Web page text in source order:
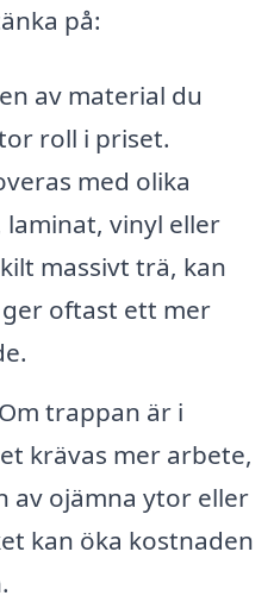
på:
av material du
roll i priset.
med olika
vinyl eller
massivt trä, kan
oftast ett mer
Om trappan är i
krävas mer arbete,
av ojämna ytor eller
kan öka kostnaden